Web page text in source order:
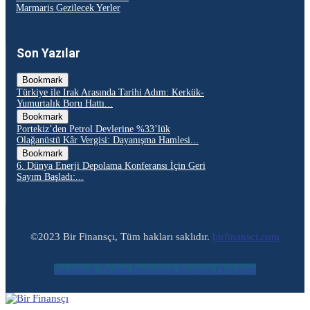
Marmaris Gezilecek Yerler
Son Yazılar
Bookmark
Türkiye ile Irak Arasında Tarihi Adım: Kerkük-
Yumurtalık Boru Hattı...
Bookmark
Portekiz’den Petrol Devlerine %33’lük
Olağanüstü Kâr Vergisi: Dayanışma Hamlesi...
Bookmark
6. Dünya Enerji Depolama Konferansı İçin Geri
Sayım Başladı:...
©2023 Bir Finansçı, Tüm hakları saklıdır. birfinansci.com
Facebook Twitter Instagram Youtube Envelope